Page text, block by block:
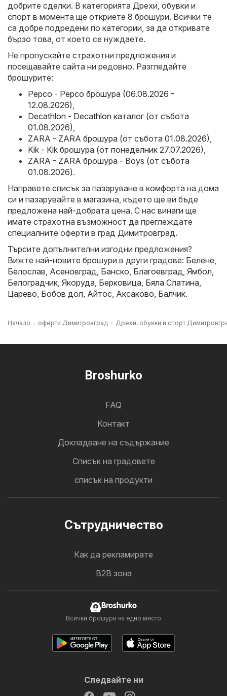
добрите сделки. В категорията Дрехи, обувки и
спорт в момента ще откриете 8 брошури. Всички те
са добре подредени по категории, за да откривате
бързо това, от което се нуждаете.
Не пропускайте страхотни предложения и
посещавайте сайта ни редовно. Разгледайте
брошурите:
Pepco - Pepco брошура (06.08.2026 -
12.08.2026),
Decathlon - Decathlon каталог (от събота
01.08.2026),
ZARA - ZARA брошура (от събота 01.08.2026),
Kik - Kik брошура (от понеделник 27.07.2026),
ZARA - ZARA брошура - Boys (от събота
01.08.2026).
Направете списък за пазаруване в комфорта на дома
си и пазарувайте в магазина, където ще ви бъде
предложена най-добрата цена. С нас винаги ще
имате страхотна възможност да преглеждате
специалните оферти в град Димитровград.
Търсите допълнителни изгодни предложения?
Вижте най-новите брошури в други градове: Белене,
Белослав, Асеновград, Банско, Благоевград, Ямбол,
Белоградчик, Якоруда, Берковица, Бяла Слатина,
Царево, Бобов дол, Айтос, Аксаково, Балчик.
Начало оферти Димитровград Дрехи, обувки и спорт
Broshurko
FAQ
Контакт
Докладване на съдържание
Cписък на градовете
списък на продукти
Cътрудничество
Как да рекламирате
B2B зона
Broshurko
Всички брошури на едно място
Следвайте ни